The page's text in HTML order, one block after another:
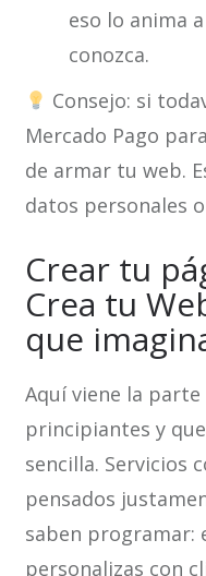
eso lo anima
conozca.
Consejo: si
Mercado Pago
de armar tu web.
datos personales
Crear tu
Crea tu
que
Aquí viene la
principiantes y
sencilla. Servicios
pensados
saben programar:
personalizas con